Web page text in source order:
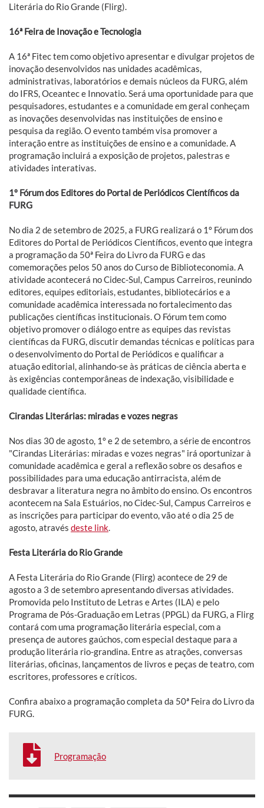
Literária do Rio Grande (Flirg).
16ª Feira de Inovação e Tecnologia
A 16ª Fitec tem como objetivo apresentar e divulgar projetos de
inovação desenvolvidos nas unidades acadêmicas,
administrativas, laboratórios e demais núcleos da FURG, além
do IFRS, Oceantec e Innovatio. Será uma oportunidade para que
pesquisadores, estudantes e a comunidade em geral conheçam
as inovações desenvolvidas nas instituições de ensino e
pesquisa da região. O evento também visa promover a
interação entre as instituições de ensino e a comunidade. A
programação incluirá a exposição de projetos, palestras e
atividades interativas.
1º Fórum dos Editores do Portal de Periódicos Científicos da
FURG
No dia 2 de setembro de 2025, a FURG realizará o 1º Fórum dos
Editores do Portal de Periódicos Científicos, evento que integra
a programação da 50ª Feira do Livro da FURG e das
comemorações pelos 50 anos do Curso de Biblioteconomia. A
atividade acontecerá no Cidec-Sul, Campus Carreiros, reunindo
editores, equipes editoriais, estudantes, bibliotecários e a
comunidade acadêmica interessada no fortalecimento das
publicações científicas institucionais. O Fórum tem como
objetivo promover o diálogo entre as equipes das revistas
científicas da FURG, discutir demandas técnicas e políticas para
o desenvolvimento do Portal de Periódicos e qualificar a
atuação editorial, alinhando-se às práticas de ciência aberta e
às exigências contemporâneas de indexação, visibilidade e
qualidade científica.
Cirandas Literárias: miradas e vozes negras
Nos dias 30 de agosto, 1º e 2 de setembro, a série de encontros
"Cirandas Literárias: miradas e vozes negras" irá oportunizar à
comunidade acadêmica e geral a reflexão sobre os desafios e
possibilidades para uma educação antirracista, além de
desbravar a literatura negra no âmbito do ensino. Os encontros
acontecem na Sala Estuários, no Cidec-Sul, Campus Carreiros e
as inscrições para participar do evento, vão até o dia 25 de
agosto, através deste link.
Festa Literária do Rio Grande
A Festa Literária do Rio Grande (Flirg) acontece de 29 de
agosto a 3 de setembro apresentando diversas atividades.
Promovida pelo Instituto de Letras e Artes (ILA) e pelo
Programa de Pós-Graduação em Letras (PPGL) da FURG, a Flirg
contará com uma programação literária especial, com a
presença de autores gaúchos, com especial destaque para a
produção literária rio-grandina. Entre as atrações, conversas
literárias, oficinas, lançamentos de livros e peças de teatro, com
escritores, professores e críticos.
Confira abaixo a programação completa da 50ª Feira do Livro da
FURG.
Programação